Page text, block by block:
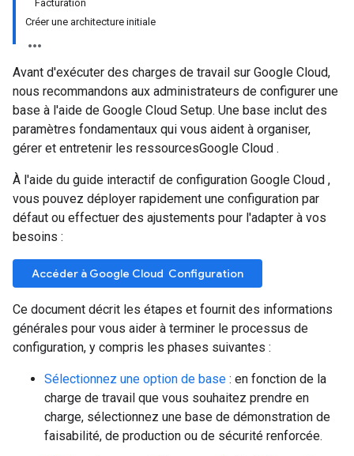
Facturation
Créer une architecture initiale
Avant d'exécuter des charges de travail sur Google Cloud,
nous recommandons aux administrateurs de configurer une
base à l'aide de Google Cloud Setup. Une base inclut des
paramètres fondamentaux qui vous aident à organiser,
gérer et entretenir les ressourcesGoogle Cloud .
À l'aide du guide interactif de configuration Google Cloud ,
vous pouvez déployer rapidement une configuration par
défaut ou effectuer des ajustements pour l'adapter à vos
besoins :
Accéder à Google Cloud Configuration
Ce document décrit les étapes et fournit des informations
générales pour vous aider à terminer le processus de
configuration, y compris les phases suivantes :
Sélectionnez une option de base : en fonction de la
charge de travail que vous souhaitez prendre en
charge, sélectionnez une base de démonstration de
faisabilité, de production ou de sécurité renforcée.